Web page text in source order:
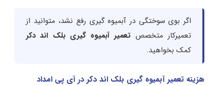
اگر بوی سوختگی در آبمیوه گیری رفع نشد، متوانید از
تعمیرکار متخصص تعمیر آبمیوه گیری بلک اند دکر
کمک بخواهید.
هزینه تعمیر آبمیوه گیری بلک اند دکر در آی پی امداد